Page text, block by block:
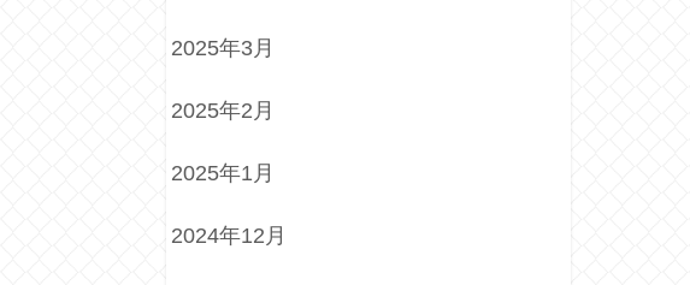
2025年3月
2025年2月
2025年1月
2024年12月